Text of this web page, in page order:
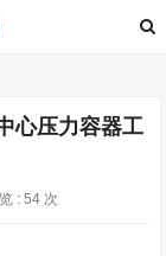
心压力容器工
: 54 次